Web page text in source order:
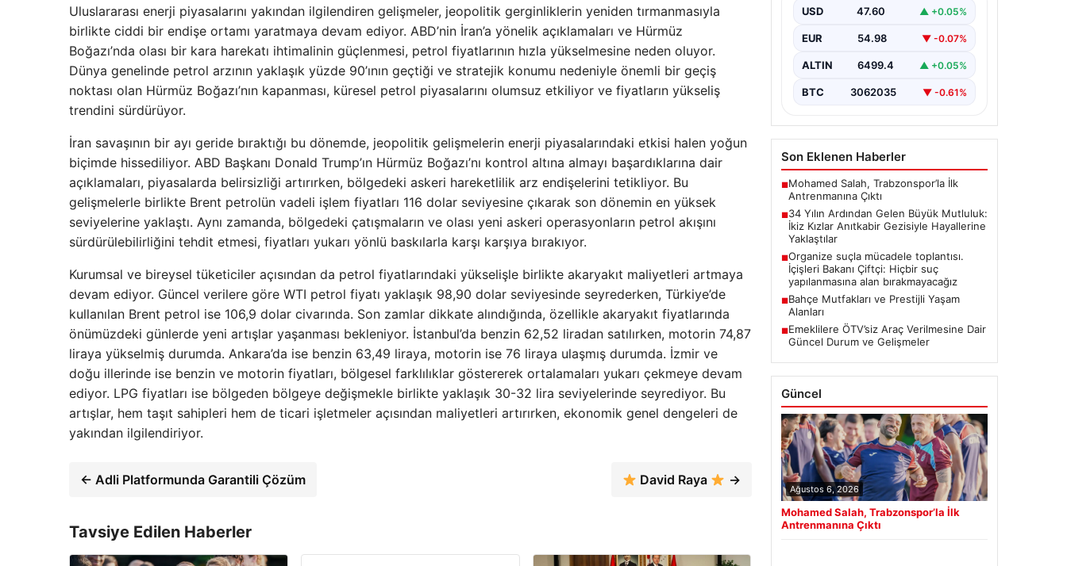
Uluslararası enerji piyasalarını yakından ilgilendiren gelişmeler, jeopolitik gerginliklerin yeniden tırmanmasıyla
birlikte ciddi bir endişe ortamı yaratmaya devam ediyor. ABD’nin İran’a yönelik açıklamaları ve Hürmüz
Boğazı’nda olası bir kara harekatı ihtimalinin güçlenmesi, petrol fiyatlarının hızla yükselmesine neden oluyor.
Dünya genelinde petrol arzının yaklaşık yüzde 90’ının geçtiği ve stratejik konumu nedeniyle önemli bir geçiş
noktası olan Hürmüz Boğazı’nın kapanması, küresel petrol piyasalarını olumsuz etkiliyor ve fiyatların yükseliş
trendini sürdürüyor.
İran savaşının bir ayı geride bıraktığı bu dönemde, jeopolitik gelişmelerin enerji piyasalarındaki etkisi halen yoğun
biçimde hissediliyor. ABD Başkanı Donald Trump’ın Hürmüz Boğazı’nı kontrol altına almayı başardıklarına dair
açıklamaları, piyasalarda belirsizliği artırırken, bölgedeki askeri hareketlilik arz endişelerini tetikliyor. Bu
gelişmelerle birlikte Brent petrolün vadeli işlem fiyatları 116 dolar seviyesine çıkarak son dönemin en yüksek
seviyelerine yaklaştı. Aynı zamanda, bölgedeki çatışmaların ve olası yeni askeri operasyonların petrol akışını
sürdürülebilirliğini tehdit etmesi, fiyatları yukarı yönlü baskılarla karşı karşıya bırakıyor.
Kurumsal ve bireysel tüketiciler açısından da petrol fiyatlarındaki yükselişle birlikte akaryakıt maliyetleri artmaya
devam ediyor. Güncel verilere göre WTI petrol fiyatı yaklaşık 98,90 dolar seviyesinde seyrederken, Türkiye’de
kullanılan Brent petrol ise 106,9 dolar civarında. Son zamlar dikkate alındığında, özellikle akaryakıt fiyatlarında
önümüzdeki günlerde yeni artışlar yaşanması bekleniyor. İstanbul’da benzin 62,52 liradan satılırken, motorin 74,87
liraya yükselmiş durumda. Ankara’da ise benzin 63,49 liraya, motorin ise 76 liraya ulaşmış durumda. İzmir ve
doğu illerinde ise benzin ve motorin fiyatları, bölgesel farklılıklar göstererek ortalamaları yukarı çekmeye devam
ediyor. LPG fiyatları ise bölgeden bölgeye değişmekle birlikte yaklaşık 30-32 lira seviyelerinde seyrediyor. Bu
artışlar, hem taşıt sahipleri hem de ticari işletmeler açısından maliyetleri artırırken, ekonomik genel dengeleri de
yakından ilgilendiriyor.
← Adli Platformunda Garantili Çözüm David Raya →
Tavsiye Edilen Haberler
önemli bir gelişim yaşamaktadır.
Özellikle de müstakil villalarda
ikamet eden…
USD 47.60 ▲ +0.05%
EUR 54.98 ▼ -0.07%
ALTIN 6499.4 ▲ +0.05%
BTC 3062035 ▼ -0.61%
Son Eklenen Haberler
■Mohamed Salah, Trabzonspor’la İlk
Antrenmanına Çıktı
■34 Yılın Ardından Gelen Büyük Mutluluk:
İkiz Kızlar Anıtkabir Gezisiyle Hayallerine
Yaklaştılar
■Organize suçla mücadele toplantısı.
İçişleri Bakanı Çiftçi: Hiçbir suç
yapılanmasına alan bırakmayacağız
■Bahçe Mutfakları ve Prestijli Yaşam
Alanları
■Emeklilere ÖTV’siz Araç Verilmesine Dair
Güncel Durum ve Gelişmeler
Güncel
Ağustos 6, 2026
Mohamed Salah, Trabzonspor’la İlk
Antrenmanına Çıktı